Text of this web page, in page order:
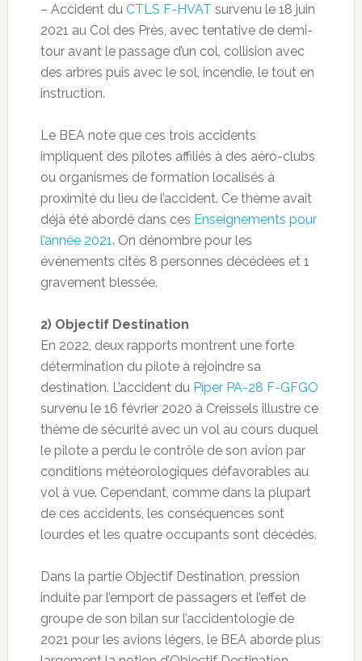
– Accident du CTLS F-HVAT survenu le 18 juin
2021 au Col des Près, avec tentative de demi-
tour avant le passage d’un col, collision avec
des arbres puis avec le sol, incendie, le tout en
instruction.
Le BEA note que ces trois accidents
impliquent des pilotes affiliés à des aéro-clubs
ou organismes de formation localisés à
proximité du lieu de l’accident. Ce thème avait
déjà été abordé dans ces Enseignements pour
l’année 2021. On dénombre pour les
événements cités 8 personnes décédées et 1
gravement blessée.
2) Objectif Destination
En 2022, deux rapports montrent une forte
détermination du pilote à rejoindre sa
destination. L’accident du Piper PA-28 F-GFGO
survenu le 16 février 2020 à Creissels illustre ce
thème de sécurité avec un vol au cours duquel
le pilote a perdu le contrôle de son avion par
conditions météorologiques défavorables au
vol à vue. Cependant, comme dans la plupart
de ces accidents, les conséquences sont
lourdes et les quatre occupants sont décédés.
Dans la partie Objectif Destination, pression
induite par l’emport de passagers et l’effet de
groupe de son bilan sur l’accidentologie de
2021 pour les avions légers, le BEA aborde plus